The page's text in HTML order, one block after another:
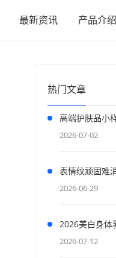
最新资讯 产品介绍
热门文章
高端护肤品小
低成本引流陷阱
2026-07-02
表情纹顽固难
抗皱面膜，舒
2026-06-29
2026美白身体
破？后唐印记
2026-07-12